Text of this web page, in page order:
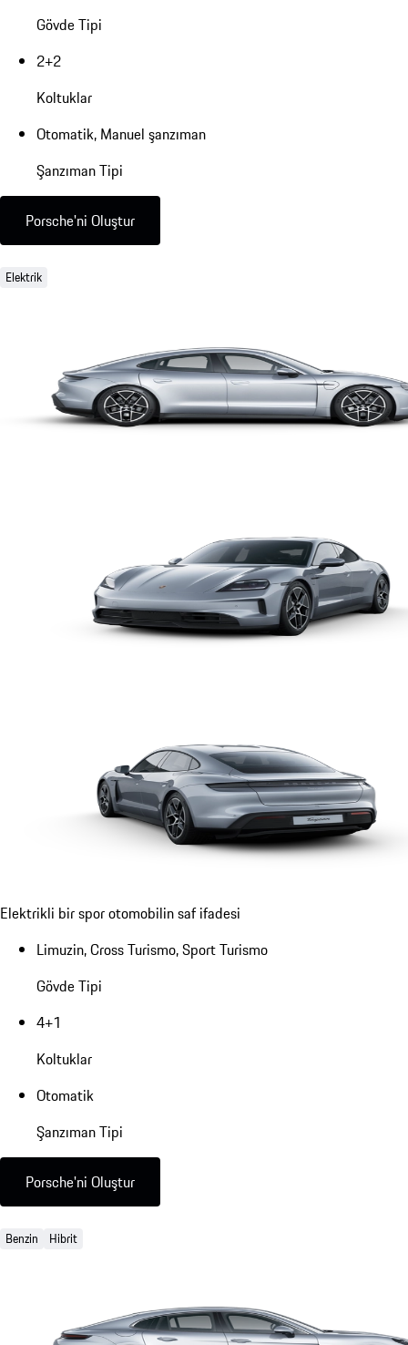
Gövde Tipi
2+2
Koltuklar
Otomatik, Manuel şanzıman
Şanzıman Tipi
Porsche'ni Oluştur
Elektrik
Elektrikli bir spor otomobilin saf ifadesi
Limuzin, Cross Turismo, Sport Turismo
Gövde Tipi
4+1
Koltuklar
Otomatik
Şanzıman Tipi
Porsche'ni Oluştur
Benzin Hibrit